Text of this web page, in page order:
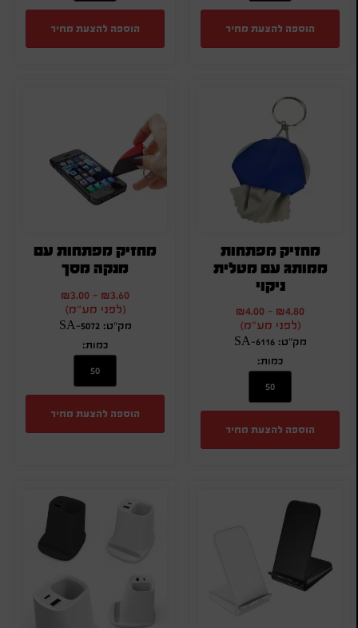
הוספה להצעת מחיר הוספה להצעת מחיר
מחזיק מפתחות
ממותג עם מטלית
ניקוי
₪4.80
-
₪4.00
(לפני מע"מ)
מק"ט: SA-6116
כמות:
הוספה להצעת מחיר
מחזיק מפתחות עם
מנקה מסך
₪3.60
-
₪3.00
(לפני מע"מ)
מק"ט: SA-5072
כמות:
הוספה להצעת מחיר